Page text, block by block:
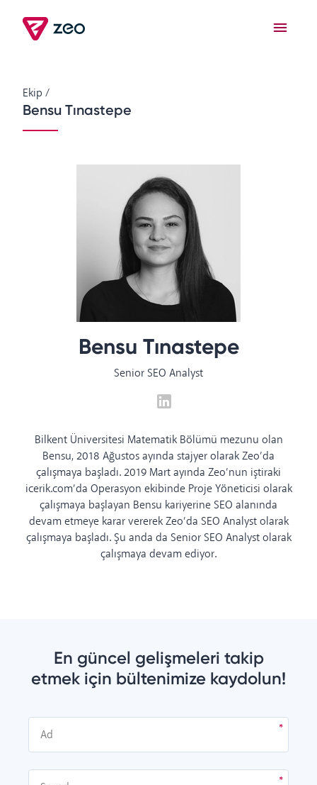
Ekip /
Bensu Tınastepe
Bensu Tınastepe
Senior SEO Analyst
Bilkent Üniversitesi Matematik Bölümü mezunu olan
Bensu, 2018 Ağustos ayında stajyer olarak Zeo’da
çalışmaya başladı. 2019 Mart ayında Zeo’nun iştiraki
icerik.com’da Operasyon ekibinde Proje Yöneticisi olarak
çalışmaya başlayan Bensu kariyerine SEO alanında
devam etmeye karar vererek Zeo’da SEO Analyst olarak
çalışmaya başladı. Şu anda da Senior SEO Analyst olarak
çalışmaya devam ediyor.
En güncel gelişmeleri takip
etmek için bültenimize kaydolun!